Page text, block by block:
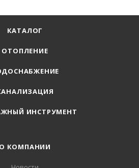
КАТАЛОГ
ОТОПЛЕНИЕ
ИНСТРУМЕНТ
О КОМПАНИИ